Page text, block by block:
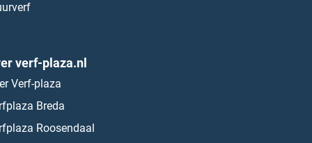
verf-plaza.nl
Verf-plaza
Breda
Roosendaal